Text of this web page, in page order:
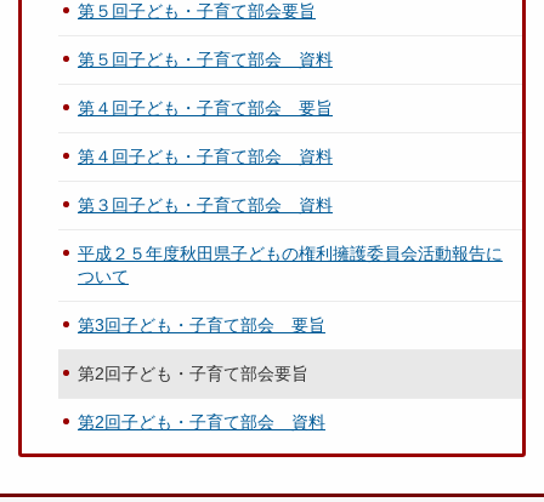
第５回子ども・子育て部会要旨
第５回子ども・子育て部会 資料
第４回子ども・子育て部会 要旨
第４回子ども・子育て部会 資料
第３回子ども・子育て部会 資料
平成２５年度秋田県子どもの権利擁護委員会活動報告に
ついて
第3回子ども・子育て部会 要旨
第2回子ども・子育て部会要旨
第2回子ども・子育て部会 資料